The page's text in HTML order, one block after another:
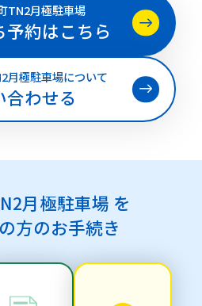
TN2月極駐車場
予約はこちら
月極駐車場について
合わせる
月極駐車場 を
方のお手続き